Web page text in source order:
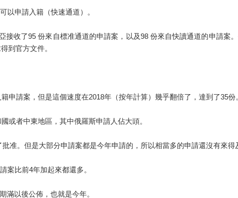
以申請入籍（快速通道）。
接收了95 份來自標准通道的申請案，以及98 份來自快讀通道的申請案
到官方文件。
申請案，但是這個速度在2018年（按年計算）幾乎翻倍了，達到了35份
或者中東地區，其中俄羅斯申請人佔大頭。
准。但是大部分申請案都是今年申請的，所以相當多的申請還沒有來得
案比前4年加起來都還多。
滿以後公佈，也就是今年。